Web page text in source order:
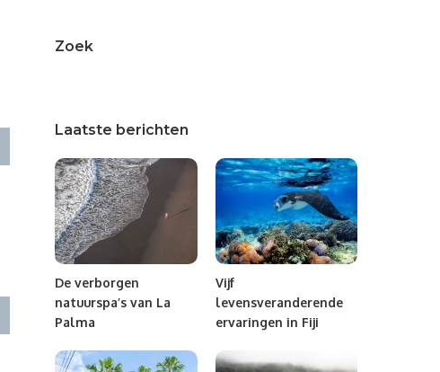
Zoek
Laatste berichten
De verborgen
natuurspa’s van La
Palma
Vijf
levensveranderende
ervaringen in Fiji